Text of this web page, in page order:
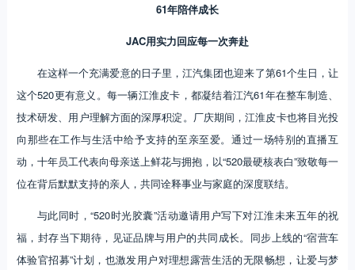
61年陪伴成长
JAC用实力回应每一次奔赴
在这样一个充满爱意的日子里，江汽集团也迎来了第61个生日，让
这个520更有意义。每一辆江淮皮卡，都凝结着江汽61年在整车制造、
技术研发、用户理解方面的深厚积淀。厂庆期间，江淮皮卡也将目光投
向那些在工作与生活中给予支持的至亲至爱。通过一场特别的直播互
动，十年员工代表向母亲送上鲜花与拥抱，以“520最硬核表白”致敬每一
位在背后默默支持的亲人，共同诠释事业与家庭的深度联结。
与此同时，“520时光胶囊”活动邀请用户写下对江淮未来五年的祝
福，封存当下期待，见证品牌与用户的共同成长。同步上线的“宿营车
体验官招募”计划，也激发用户对理想露营生活的无限畅想，让爱与梦